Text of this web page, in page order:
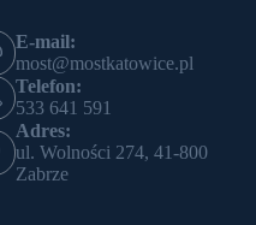
E-mail:
most@mostkatowice.pl
Telefon:
533 641 591
Adres:
ul. Wolności 274, 41-800
Zabrze